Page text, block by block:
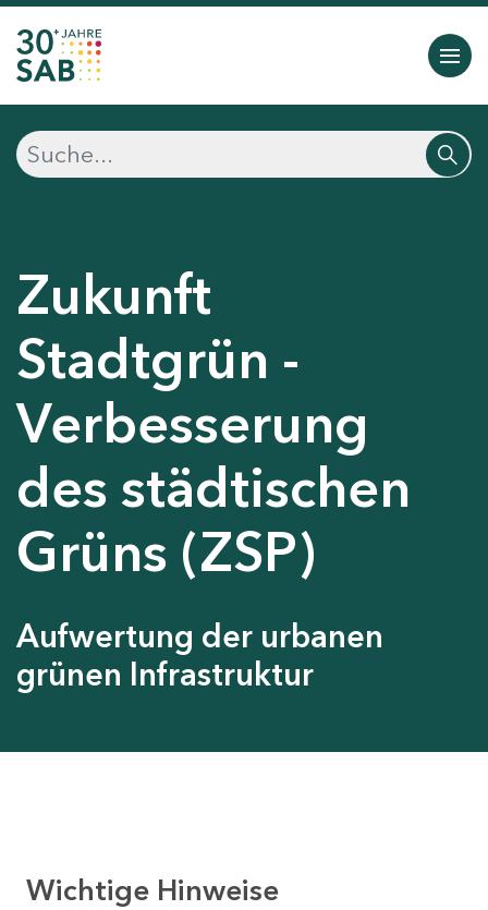
Zukunft
Stadtgrün -
Verbesserung
des städtischen
Grüns (ZSP)
Aufwertung der urbanen
grünen Infrastruktur
Wichtige Hinweise